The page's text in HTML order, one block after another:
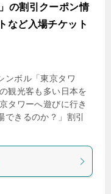
の割引クーポン情
など入場チケット
ンボル「東京タワ
観光客も多い日本を
タワーへ遊びに行き
きるのか？」割引